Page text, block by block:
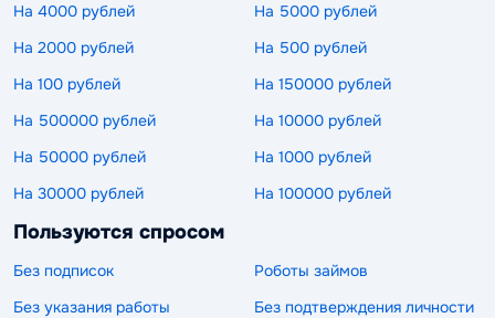
На 4000 рублей
На 5000 рублей
На 2000 рублей
На 500 рублей
На 100 рублей
На 150000 рублей
На 500000 рублей
На 10000 рублей
На 50000 рублей
На 1000 рублей
На 30000 рублей
На 100000 рублей
Пользуются спросом
Без подписок
Роботы займов
Без указания работы
Без подтверждения личности